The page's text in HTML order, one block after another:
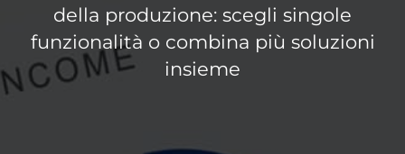
della produzione: scegli singole
funzionalità o combina più soluzioni
insieme